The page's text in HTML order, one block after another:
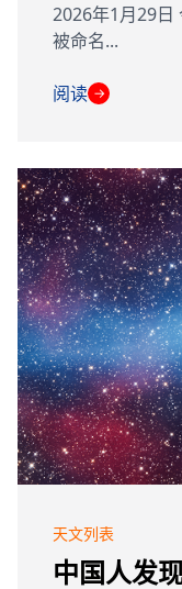
2026年1月29日
被命名...
阅读 →
天文列表
中国人发